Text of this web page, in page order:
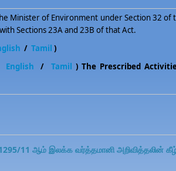
Minister of Environment under Section 32
Sections 23A and 23B of that Act.
/ Tamil )
English / Tamil ) The Prescribed
11 ஆம் இலக்க வர்த்தமானி அறிவித்தலின் கீழ்